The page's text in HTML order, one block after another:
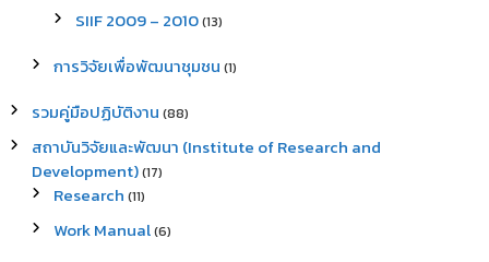
SIIF 2009 – 2010(13)
การวิจัยเพื่อพัฒนาชุมชน (1)
รวมคู่มือปฏิบัติงาน (88)
สถาบันวิจัยและพัฒนา (Institute of Research and
Development)(17)
Research (11)
Work Manual(6)